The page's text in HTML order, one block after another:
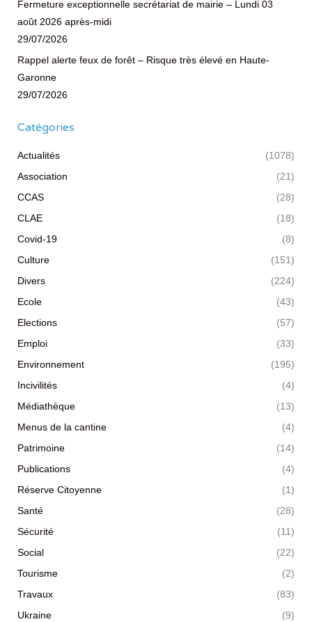
Fermeture exceptionnelle secrétariat de mairie – Lundi 03
août 2026 après-midi
29/07/2026
Rappel alerte feux de forêt – Risque très élevé en Haute-
Garonne
29/07/2026
Catégories
Actualités
(1078)
Association
(21)
CCAS
(28)
CLAE
(18)
Covid-19
(8)
Culture
(151)
Divers
(224)
Ecole
(43)
Elections
(57)
Emploi
(33)
Environnement
(195)
Incivilités
(4)
Médiathèque
(13)
Menus de la cantine
(4)
Patrimoine
(14)
Publications
(4)
Réserve Citoyenne
(1)
Santé
(28)
Sécurité
(11)
Social
(22)
Tourisme
(2)
Travaux
(83)
Ukraine
(9)